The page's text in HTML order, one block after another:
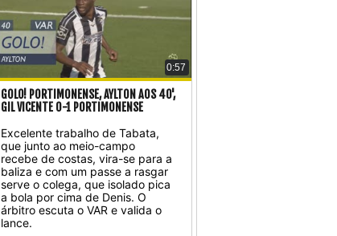
0:57
GOLO! PORTIMONENSE, AYLTON AOS 40',
GIL VICENTE 0-1 PORTIMONENSE
Excelente trabalho de Tabata,
que junto ao meio-campo
recebe de costas, vira-se para a
baliza e com um passe a rasgar
serve o colega, que isolado pica
a bola por cima de Denis. O
árbitro escuta o VAR e valida o
lance.